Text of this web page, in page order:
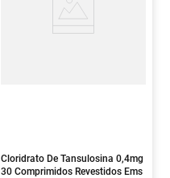
Cloridrato De Tansulosina 0,4mg
30 Comprimidos Revestidos Ems